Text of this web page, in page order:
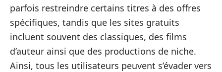
parfois restreindre certains titres à des offres
spécifiques, tandis que les sites gratuits
incluent souvent des classiques, des films
d’auteur ainsi que des productions de niche.
Ainsi, tous les utilisateurs peuvent s’évader vers